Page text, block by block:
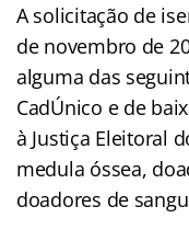
A solicitação de
de novembro de
alguma das
CadÚnico e de
à Justiça Eleitoral
medula óssea,
doadores de